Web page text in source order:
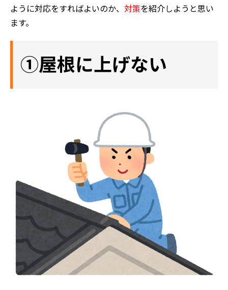
ように対応をすればよいのか、 対策を紹介しようと思い
ます。
①屋根に上げない